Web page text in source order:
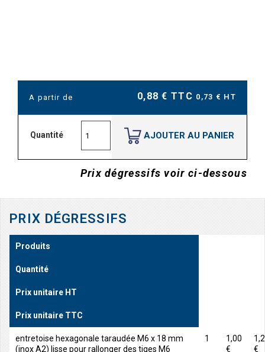
A partir de 0,88 € TTC 0,73 € HT
Quantité AJOUTER AU PANIER
Prix dégressifs voir ci-dessous
PRIX DÉGRESSIFS
Produits
Quantité
Prix unitaire HT
Prix unitaire TTC
entretoise hexagonale taraudée M6 x 18 mm
(inox A2) lisse pour rallonger des tiges M6
1
1,00
€
€